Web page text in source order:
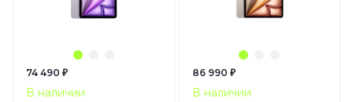
74 490 ₽
В наличии
86 990 ₽
В наличии